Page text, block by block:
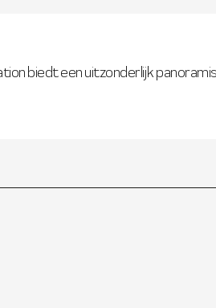
biedt een uitzonderlijk